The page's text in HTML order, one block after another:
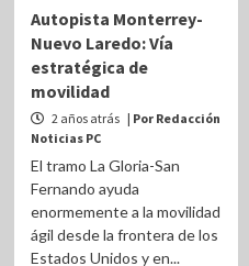
Autopista Monterrey-
Nuevo Laredo: Vía
estratégica de
movilidad
2 años atrás | Por Redacción
Noticias PC
El tramo La Gloria-San
Fernando ayuda
enormemente a la movilidad
ágil desde la frontera de los
Estados Unidos y en...